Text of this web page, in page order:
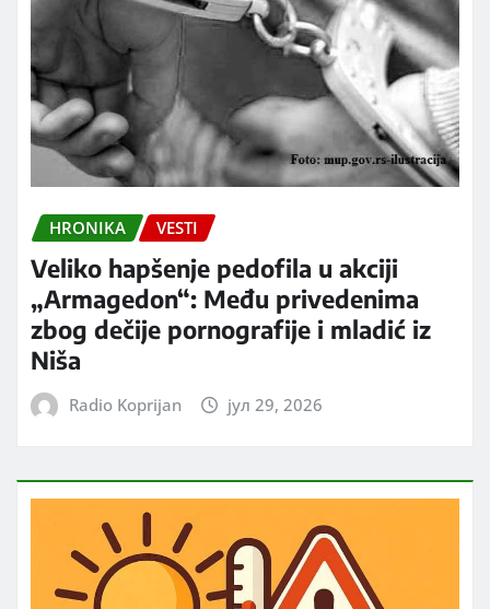
HRONIKA VESTI
Veliko hapšenje pedofila u akciji
„Armagedon“: Među privedenima
zbog dečije pornografije i mladić iz
Niša
Radio Koprijan јул 29, 2026